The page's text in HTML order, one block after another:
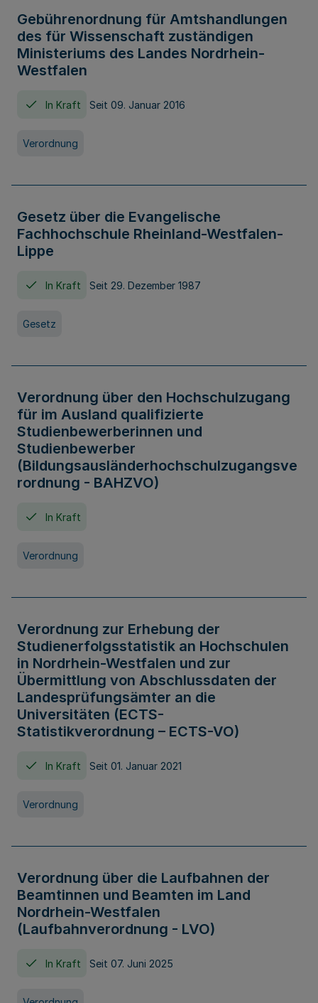
Gebührenordnung für Amtshandlungen
des für Wissenschaft zuständigen
Ministeriums des Landes Nordrhein-
Westfalen
In Kraft Seit 09. Januar 2016
Verordnung
Gesetz über die Evangelische
Fachhochschule Rheinland-Westfalen-
Lippe
In Kraft Seit 29. Dezember 1987
Gesetz
Verordnung über den Hochschulzugang
für im Ausland qualifizierte
Studienbewerberinnen und
Studienbewerber
(Bildungsausländerhochschulzugangsve
rordnung - BAHZVO)
In Kraft
Verordnung
Verordnung zur Erhebung der
Studienerfolgsstatistik an Hochschulen
in Nordrhein-Westfalen und zur
Übermittlung von Abschlussdaten der
Landesprüfungsämter an die
Universitäten (ECTS-
Statistikverordnung – ECTS-VO)
In Kraft Seit 01. Januar 2021
Verordnung
Verordnung über die Laufbahnen der
Beamtinnen und Beamten im Land
Nordrhein-Westfalen
(Laufbahnverordnung - LVO)
In Kraft Seit 07. Juni 2025